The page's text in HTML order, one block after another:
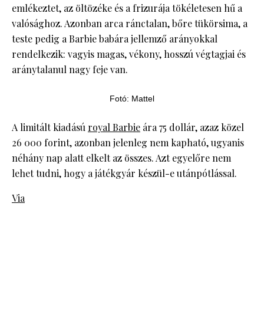
emlékeztet, az öltözéke és a frizurája tökéletesen hű a
valósághoz. Azonban arca ránctalan, bőre tükörsima, a
teste pedig a Barbie babára jellemző arányokkal
rendelkezik: vagyis magas, vékony, hosszú végtagjai és
aránytalanul nagy feje van.
Fotó: Mattel
A limitált kiadású royal Barbie ára 75 dollár, azaz közel
26 000 forint, azonban jelenleg nem kapható, ugyanis
néhány nap alatt elkelt az összes. Azt egyelőre nem
lehet tudni, hogy a játékgyár készül-e utánpótlással.
Via